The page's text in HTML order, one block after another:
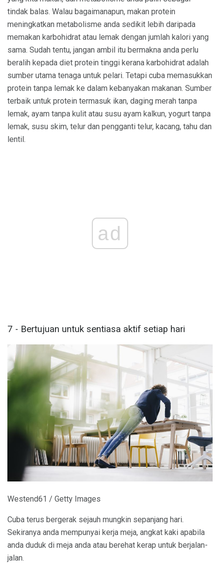
tindak balas. Walau bagaimanapun, makan protein
meningkatkan metabolisme anda sedikit lebih daripada
memakan karbohidrat atau lemak dengan jumlah kalori yang
sama. Sudah tentu, jangan ambil itu bermakna anda perlu
beralih kepada diet protein tinggi kerana karbohidrat adalah
sumber utama tenaga untuk pelari. Tetapi cuba memasukkan
protein tanpa lemak ke dalam kebanyakan makanan. Sumber
terbaik untuk protein termasuk ikan, daging merah tanpa
lemak, ayam tanpa kulit atau susu ayam kalkun, yogurt tanpa
lemak, susu skim, telur dan pengganti telur, kacang, tahu dan
lentil.
ad
7 - Bertujuan untuk sentiasa aktif setiap hari
Westend61 / Getty Images
Cuba terus bergerak sejauh mungkin sepanjang hari.
Sekiranya anda mempunyai kerja meja, angkat kaki apabila
anda duduk di meja anda atau berehat kerap untuk berjalan-
jalan.